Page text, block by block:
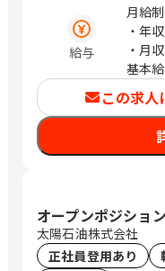
ワー
福島
戸市
栃木
ま市
2F）
（熊
町1丁
トサ
町1-3-
流山
テラ
給与
月給制
・年収
・月収
基本
※試
※試用
※賞
この求人
オープンポジショ
太陽石油株式会社
正社員登用あり